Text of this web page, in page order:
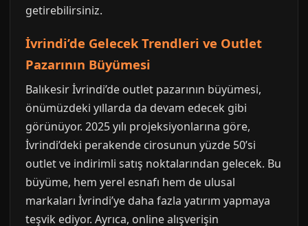
getirebilirsiniz.
İvrindi’de Gelecek Trendleri ve Outlet
Pazarının Büyümesi
Balıkesir İvrindi’de outlet pazarının büyümesi,
önümüzdeki yıllarda da devam edecek gibi
görünüyor. 2025 yılı projeksiyonlarına göre,
İvrindi’deki perakende cirosunun yüzde 50’si
outlet ve indirimli satış noktalarından gelecek. Bu
büyüme, hem yerel esnafı hem de ulusal
markaları İvrindi’ye daha fazla yatırım yapmaya
teşvik ediyor. Ayrıca, online alışverişin